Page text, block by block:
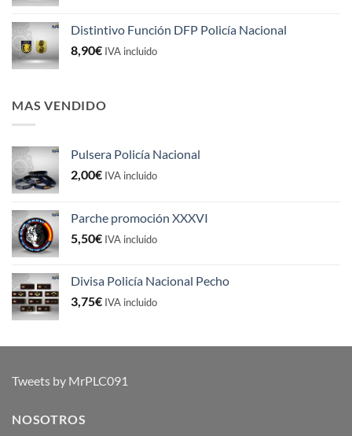
Distintivo Función DFP Policía Nacional
8,90€ IVA incluido
MAS VENDIDO
Pulsera Policía Nacional
2,00€ IVA incluido
Parche promoción XXXVI
5,50€ IVA incluido
Divisa Policía Nacional Pecho
3,75€ IVA incluido
Tweets by MrPLC091
NOSOTROS